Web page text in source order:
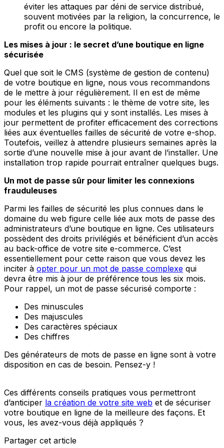
éviter les attaques par déni de service distribué,
souvent motivées par la religion, la concurrence, le
profit ou encore la politique.
Les mises à jour : le secret d’une boutique en ligne
sécurisée
Quel que soit le CMS (système de gestion de contenu)
de votre boutique en ligne, nous vous recommandons
de le mettre à jour régulièrement. Il en est de même
pour les éléments suivants : le thème de votre site, les
modules et les plugins qui y sont installés. Les mises à
jour permettent de profiter efficacement des corrections
liées aux éventuelles failles de sécurité de votre e-shop.
Toutefois, veillez à attendre plusieurs semaines après la
sortie d’une nouvelle mise à jour avant de l’installer. Une
installation trop rapide pourrait entraîner quelques bugs.
Un mot de passe sûr pour limiter les connexions
frauduleuses
Parmi les failles de sécurité les plus connues dans le
domaine du web figure celle liée aux mots de passe des
administrateurs d’une boutique en ligne. Ces utilisateurs
possèdent des droits privilégiés et bénéficient d’un accès
au back-office de votre site e-commerce. C’est
essentiellement pour cette raison que vous devez les
inciter à opter pour un mot de passe complexe qui
devra être mis à jour de préférence tous les six mois.
Pour rappel, un mot de passe sécurisé comporte :
Des minuscules
Des majuscules
Des caractères spéciaux
Des chiffres
Des générateurs de mots de passe en ligne sont à votre
disposition en cas de besoin. Pensez-y !
Ces différents conseils pratiques vous permettront
d’anticiper la création de votre site web et de sécuriser
votre boutique en ligne de la meilleure des façons. Et
vous, les avez-vous déjà appliqués ?
Partager cet article